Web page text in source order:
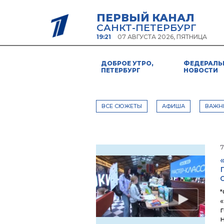
ПЕРВЫЙ КАНАЛ
САНКТ-ПЕТЕРБУРГ
19:21 07 АВГУСТА 2026, ПЯТНИЦА
ДОБРОЕ УТРО,
ПЕТЕРБУРГ
НОВОСТИ
ВСЕ СЮЖЕТЫ АФИША